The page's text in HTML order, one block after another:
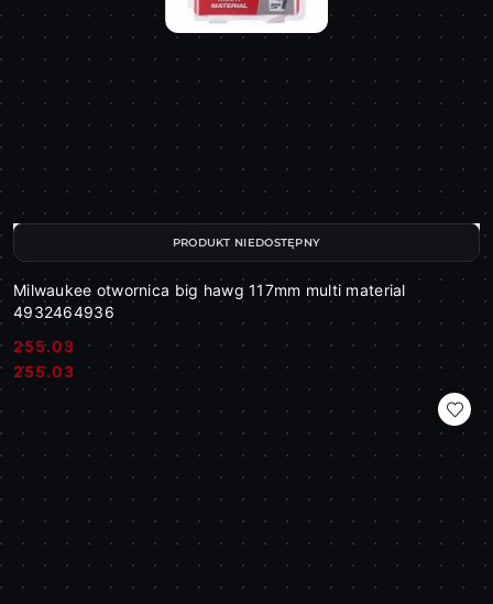
Milwaukee otwornica big hawg 117mm multi material
4932464936
Cena:
255.03
Cena:
255.03
PRODUKT NIEDOSTĘPNY